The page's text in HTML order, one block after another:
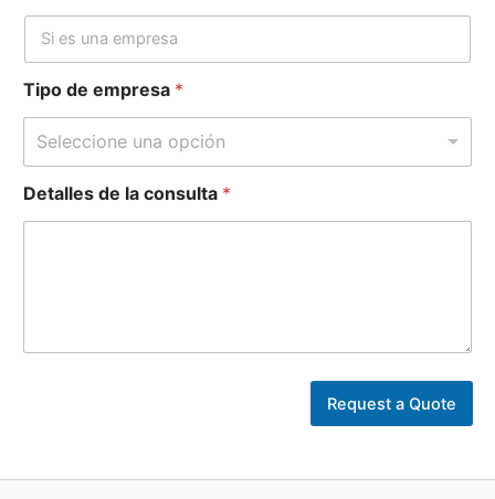
Tipo de empresa *
Seleccione una opción
t
e
m
Detalles de la consulta *
Request a Quote